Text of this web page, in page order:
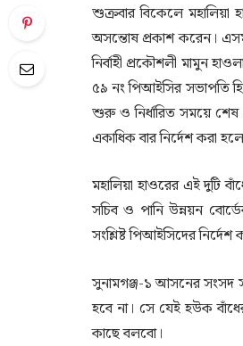
শুক্রবার বিকেলে
অসন্তোষ প্রকাশ করেন।
নির্বাহী প্রকৌশলী মামুন
৫৯ নং পিআইসির সভাপতি
শুরু ও নির্ধারিত সময়ে
একাধিক বার নির্দেশ করা
মহালিয়া হাওরের এই দুটি
সচিব ও পানি উন্নয়ন
সংশ্লিষ্ট পিআইসিদের
সুনামগঞ্জ-১ আসনের সংসদ
হবে না। সে যেই হউক
কাছে বলবো।